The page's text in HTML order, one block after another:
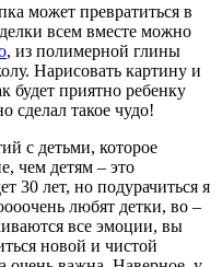
может превратиться в
всем вместе можно
, из полимерной глины
Нарисовать картину и
будет приятно ребенку
сделал такое чудо!
с детьми, которое
чем детям – это
30 лет, но подурачиться я
любят детки, во –
все эмоции, вы
новой и чистой